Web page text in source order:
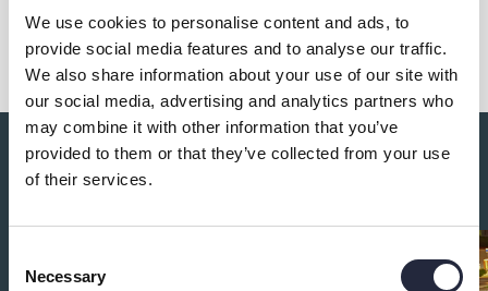
We use cookies to personalise content and ads, to
provide social media features and to analyse our traffic.
We also share information about your use of our site with
our social media, advertising and analytics partners who
may combine it with other information that you’ve
provided to them or that they’ve collected from your use
of their services.
Selection
Necessary
Du kanske också är intresserad av: